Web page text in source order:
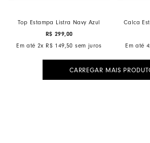
Top Estampa Listra Navy Azul
R$ 299,00
Em até 2x R$ 149,50 sem juros
Calca
Em até 4